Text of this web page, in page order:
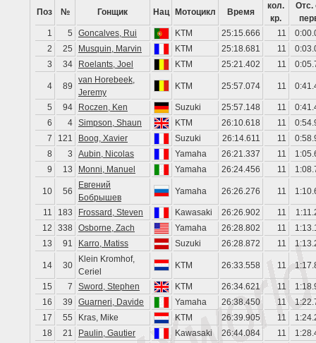
Поз № Гонщик Нац Мотоцикл Время
кол.
кр.
Отс.
1
5 Goncalves, Rui KTM 25:15.666 11
2
25 Musquin, Marvin KTM 25:18.681 11
3
34 Roelants, Joel KTM 25:21.402 11
4 89
van Horebeek,
Jeremy
KTM 25:57.074 11
5 94 Roczen, Ken Suzuki 25:57.148 11
6
4 Simpson, Shaun KTM 26:10.618 11
7
121 Boog, Xavier Suzuki 26:14.611 11
8
3 Aubin, Nicolas Yamaha 26:21.337 11
9
13 Monni, Manuel Yamaha 26:24.456 11
10 56
Евгений
Бобрышев
Yamaha 26:26.276 11
11 183 Frossard, Steven Kawasaki 26:26.902 11
12
338 Osborne, Zach Yamaha 26:28.802 11
13
91 Karro, Matiss Suzuki 26:28.872 11
14 30
Klein Kromhof,
Ceriel
KTM 26:33.558 11
15 7 Sword, Stephen KTM 26:34.621 11
16
39 Guarneri, Davide Yamaha 26:38.450 11
17
55 Kras, Mike KTM 26:39.905 11
18
21 Paulin, Gautier Kawasaki 26:44.084 11